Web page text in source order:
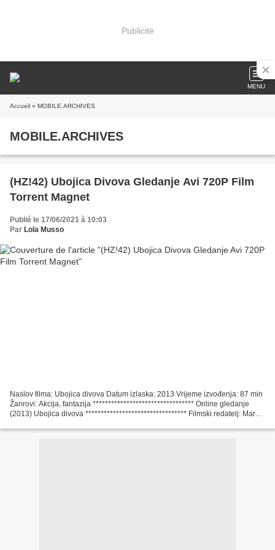
Publicité
MENU
Accueil » MOBILE.ARCHIVES
MOBILE.ARCHIVES
(HZ!42) Ubojica Divova Gledanje Avi 720P Film
Torrent Magnet
Publié le 17/06/2021 à 10:03
Par Lola Musso
Naslov filma: Ubojica divova Datum izlaska: 2013 Vrijeme izvođenja: 87 min
Žanrovi: Akcija, fantazija ********************************* Online gledanje
(2013) Ubojica divova ********************************* Filmski redatelj: Mark